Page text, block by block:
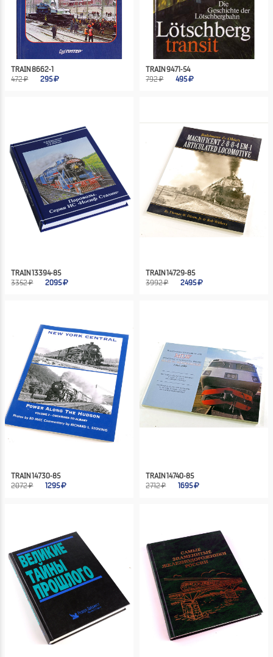
TRAIN 8662-1
472 ₽
295
TRAIN 9471-54
792 ₽
495
TRAIN 13394-85
3352 ₽
2095
TRAIN 14729-85
3992 ₽
2495
TRAIN 14730-85
2072 ₽
1295
TRAIN 14740-85
2712 ₽
1695